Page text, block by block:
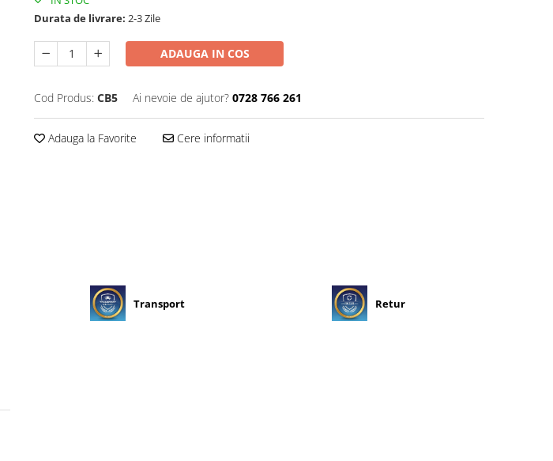
Durata de livrare: 2-3 Zile
ADAUGA IN COS
Cod Produs: CB5 Ai nevoie de ajutor? 0728 766 261
Adauga la Favorite Cere informatii
Transport Retur